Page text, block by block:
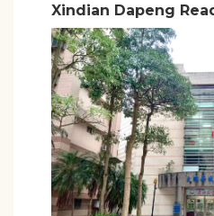
Xindian Dapeng